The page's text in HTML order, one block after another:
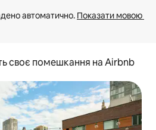
автоматично. Показати мовою
своє помешкання на Airbnb